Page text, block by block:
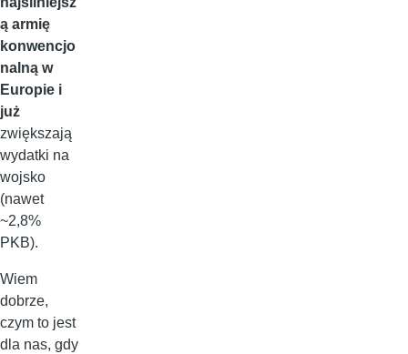
ą armię
konwencjo
nalną w
Europie i
już
zwiększają
wydatki na
wojsko
(nawet
~2,8%
PKB).
Wiem
dobrze,
czym to jest
dla nas, gdy